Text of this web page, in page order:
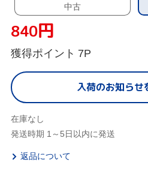
中古
840円
獲得ポイント 7P
入荷のお知らせ
在庫なし
発送時期 1～5日以内に発送
返品について